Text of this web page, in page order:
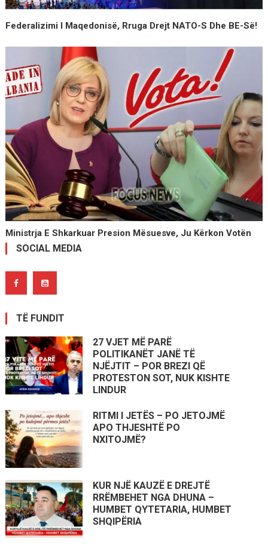
Federalizimi I Maqedonisë, Rruga Drejt NATO-S Dhe BE-Së!
Ministrja E Shkarkuar Presion Mësuesve, Ju Kërkon Votën
SOCIAL MEDIA
TË FUNDIT
27 VJET MË PARË
POLITIKANËT JANË TË
NJËJTIT – POR BREZI QË
PROTESTON SOT, NUK KISHTE
LINDUR
RITMI I JETËS – PO JETOJMË
APO THJESHTË PO
NXITOJMË?
KUR NJË KAUZË E DREJTË
RRËMBEHET NGA DHUNA –
HUMBET QYTETARIA, HUMBET
SHQIPËRIA